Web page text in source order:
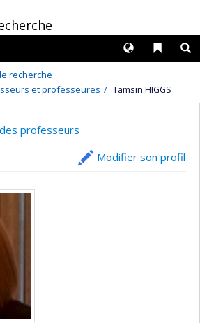
Liens
Langues
recherche
et professeures
Tamsin HIGGS
professeurs
Modifier son profil